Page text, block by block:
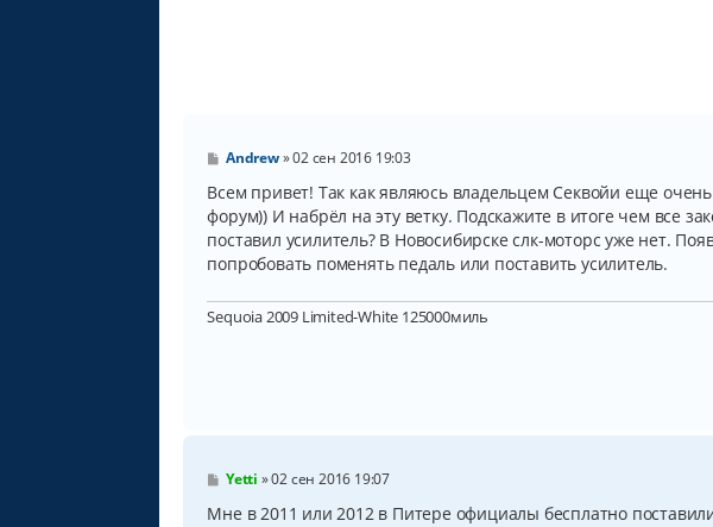
С
о
щ
е
н
и
Andrew»02 сен 2016 19:03
Всем привет! Так как являюсь владельцем Секвойи еще
форум)) И набрёл на эту ветку. Подскажите в итоге чем все
поставил усилитель? В Новосибирске слк-моторс уже нет.
попробовать поменять педаль или поставить усилитель.
Sequoia 2009 Limited-White 125000миль
С
о
Yetti »02 сен 2016 19:07
Мне в 2011 или 2012 в Питере официалы бесплатно